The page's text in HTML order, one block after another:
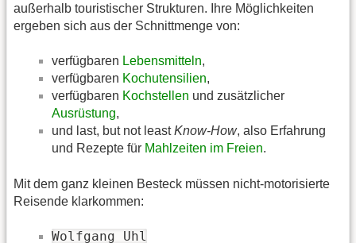
außerhalb touristischer Strukturen. Ihre Möglichkeiten
ergeben sich aus der Schnittmenge von:
verfügbaren Lebensmitteln,
verfügbaren Kochutensilien,
verfügbaren Kochstellen und zusätzlicher
Ausrüstung,
und last, but not leastKnow-How, also Erfahrung
und Rezepte für Mahlzeiten im Freien.
Mit dem ganz kleinen Besteck müssen nicht-motorisierte
Reisende klarkommen:
Wolfgang Uhl